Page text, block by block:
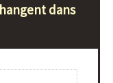
dans